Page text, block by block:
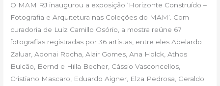
O MAM RJ inaugurou a exposição ‘Horizonte Construído –
Fotografia e Arquitetura nas Coleções do MAM’. Com
curadoria de Luiz Camillo Osório, a mostra reúne 67
fotografias registradas por 36 artistas, entre eles Abelardo
Zaluar, Adonai Rocha, Alair Gomes, Ana Holck, Athos
Bulcão, Bernd e Hilla Becher, Cássio Vasconcellos,
Cristiano Mascaro, Eduardo Aigner, Elza Pedrosa, Geraldo